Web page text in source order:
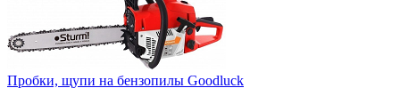
Пробки, щупи на бензопилы Goodluck